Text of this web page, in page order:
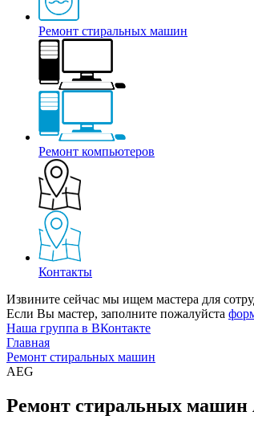
Ремонт стиральных машин
Ремонт компьютеров
Контакты
Извините сейчас мы ищем мастера для
Если Вы мастер, заполните пожалуйста
Наша группа в ВКонтакте
Главная
Ремонт стиральных машин
AEG
Ремонт стиральных машин